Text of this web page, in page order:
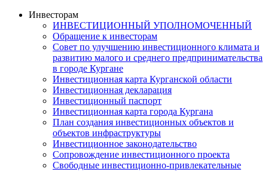
Инвесторам
ИНВЕСТИЦИОННЫЙ УПОЛНОМОЧЕННЫЙ
Обращение к инвесторам
Совет по улучшению инвестиционного климата и
развитию малого и среднего предпринимательства
в городе Кургане
Инвестиционная карта Курганской области
Инвестиционная декларация
Инвестиционный паспорт
Инвестиционная карта города Кургана
План создания инвестиционных объектов и
объектов инфраструктуры
Инвестиционное законодательство
Сопровождение инвестиционного проекта
Свободные инвестиционно-привлекательные